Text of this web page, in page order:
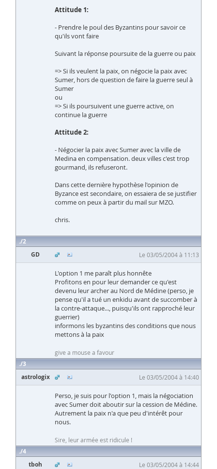
Attitude 1:
- Prendre le poul des Byzantins pour savoir ce
qu'ils vont faire
Suivant la réponse poursuite de la guerre ou paix
=> Si ils veulent la paix, on négocie la paix avec
Sumer, hors de question de faire la guerre seul à
Sumer
ou
=> Si ils poursuivent une guerre active, on
continue la guerre
Attitude 2:
- Négocier la paix avec Sumer avec la ville de
Medina en compensation. deux villes c'est trop
gourmand, ils refuseront.
Dans cette dernière hypothèse l'opinion de
Byzance est secondaire, on essaiera de se justifier
comme on peux à partir du mail sur MZO.
chris.
2
GD
Le 03/05/2004 à 11:13
L'option 1 me paraît plus honnête
Profitons en pour leur demander ce qu'est
devenu leur archer au Nord de Médine (perso, je
pense qu'il a tué un enkidu avant de succomber à
la contre-attaque..., puisqu'ils ont rapproché leur
guerrier)
informons les byzantins des conditions que nous
mettons à la paix
give a mouse a favour
3
astrologix
Le 03/05/2004 à 14:40
Perso, je suis pour l'option 1, mais la négociation
avec Sumer doit aboutir sur la cession de Médine.
Autrement la paix n'a que peu d'intérêt pour
nous.
Sire, leur armée est ridicule !
4
tboh
Le 03/05/2004 à 14:44